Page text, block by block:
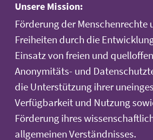
Unsere Mission:
Förderung der Menschenrechte
Freiheiten durch die
Einsatz von freien und
Anonymitäts- und
die Unterstützung ihrer
Verfügbarkeit und Nutzung
Förderung ihres
allgemeinen Verständnisses.